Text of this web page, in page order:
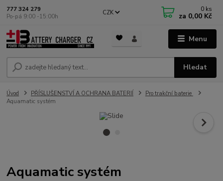
Menu
CZK
Hledat
777 324 279
Po-pá 9:00 -15:00h
0 ks
za 0,00 Kč
Úvod PŘÍSLUŠENSTVÍ A OCHRANA BATERIÍ
Pro trakční baterie
Aquamatic systém
Aquamatic systém